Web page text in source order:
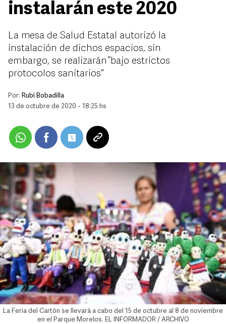
instalarán este 2020
La mesa de Salud Estatal autorizó la
instalación de dichos espacios, sin
embargo, se realizarán “bajo estrictos
protocolos sanitarios”
Por: Rubí Bobadilla
13 de octubre de 2020 - 18:25 hs
La Feria del Cartón se llevará a cabo del 15 de octubre al 8 de noviembre
en el Parque Morelos. EL INFORMADOR / ARCHIVO